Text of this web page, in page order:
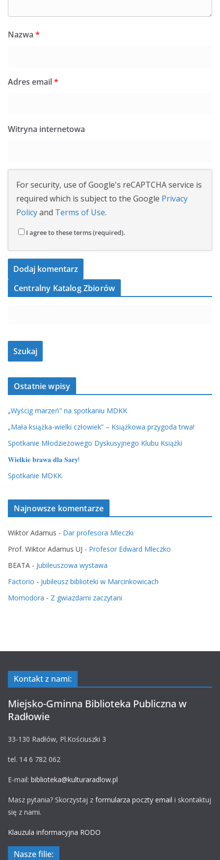
Nazwa *
Adres email*
Witryna internetowa
For security, use of Google's reCAPTCHA service is
required which is subject to the Google Privacy
Policyand Terms of Use.
I agree to these terms (required).
Centralny Katalog Zbiorów
Ostatnie wpisy
„Wyścig marzeń” na spotkaniu MDKK
„Mała książka-wielki człowiek” – Książkowa przygoda trwa!
Spotkanie Młodzieżowego Dyskusyjnego Klubu Książki
𝐖𝐢𝐞𝐥𝐤𝐢𝐞 𝐛𝐫𝐚𝐰𝐚 𝐝𝐥𝐚 𝐒𝐚𝐫𝐲!
Spotkanie MDKK
Najnowsze komentarze
Wiktor Adamus - Dar profesora Mleczki
Prof. Wiktor Adamus UJ - Profesor Edward Mleczko
BEATA - Jubileuszowa wystawa
Factorio - Jubileusz biblioteki w Marcinkowicach
Momodora - Z gwiazdami zaczytani
Kontakt z nami:
Miejsko-Gminna Biblioteka Publiczna w
Radłowie
33-130 Radłów, Pl.Kościuszki 3
tel. 14 6 782 062
E-mail: biblioteka@kulturaradlow.pl
Masz pytania? Skorzystaj z formularza poczty email i skontaktuj
się z nami.
Klauzula informacyjna RODO
Nasze filie: